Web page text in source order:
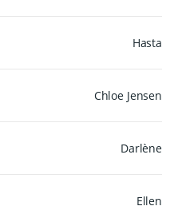
Hasta
Chloe Jensen
Darlène
Ellen